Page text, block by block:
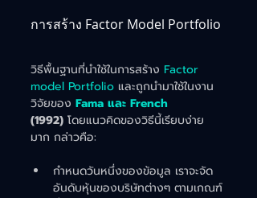
การสร้าง Factor Model Portfolio
วิธีพื้นฐานที่นำใช้ในการสร้าง Factor
model Portfolio และถูกนำมาใช้ในงาน
วิจัยของ Fama และ French
(1992) โดยแนวคิดของวิธีนี้เรียบง่าย
มาก กล่าวคือ:
กำหนดวันหนึ่งของข้อมูล เราจะจัด
อันดับหุ้นของบริษัทต่างๆ ตามเกณฑ์